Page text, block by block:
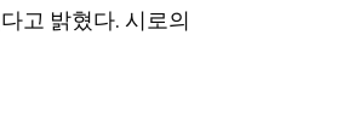
고 밝혔다. 시로의